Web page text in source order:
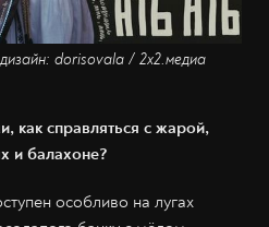
dorisovala / 2х2.медиа
как справляться с жарой,
и балахоне?
особливо на лугах